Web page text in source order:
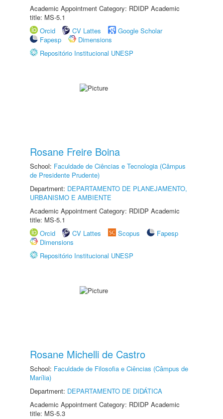
Academic Appointment Category: RDIDP Academic
title: MS-5.1
Orcid
CV Lattes
Google Scholar
Fapesp
Dimensions
Repositório Institucional UNESP
Rosane Freire Boina
School: Faculdade de Ciências e Tecnologia (Câmpus
de Presidente Prudente)
Department: DEPARTAMENTO DE PLANEJAMENTO,
URBANISMO E AMBIENTE
Academic Appointment Category: RDIDP Academic
title: MS-5.1
Orcid
CV Lattes Scopus
Fapesp
Dimensions
Repositório Institucional UNESP
Rosane Michelli de Castro
School: Faculdade de Filosofia e Ciências (Câmpus de
Marília)
Department: DEPARTAMENTO DE DIDÁTICA
Academic Appointment Category: RDIDP Academic
title: MS-5.3